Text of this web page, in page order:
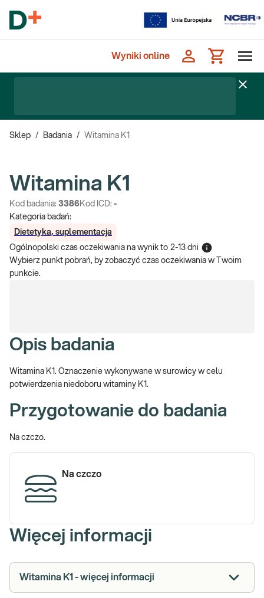
Wyniki online
Sklep / Badania / Witamina K1
Witamina K1
Kod badania: 3386Kod ICD: -
Kategoria badań:
Dietetyka, suplementacja
Ogólnopolski czas oczekiwania na wynik to 2-13 dni
Wybierz punkt pobrań, by zobaczyć czas oczekiwania w Twoim
punkcie.
Opis badania
Witamina K1. Oznaczenie wykonywane w surowicy w celu
potwierdzenia niedoboru witaminy K1.
Przygotowanie do badania
Na czczo.
Na czczo
Więcej informacji
Witamina K1 - więcej informacji